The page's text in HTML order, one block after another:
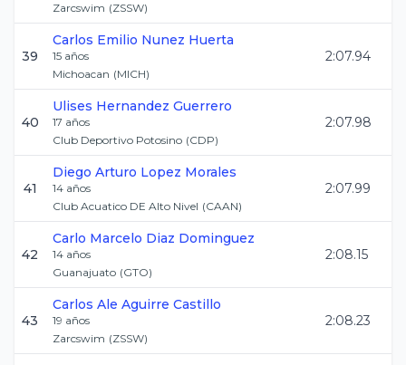
Zarcswim (ZSSW)
39
Carlos Emilio Nunez Huerta
15 años
Michoacan (MICH)
2:07.94
40
Ulises Hernandez Guerrero
17 años
Club Deportivo Potosino (CDP)
2:07.98
41
Diego Arturo Lopez Morales
14 años
Club Acuatico DE Alto Nivel (CAAN)
2:07.99
42
Carlo Marcelo Diaz Dominguez
14 años
Guanajuato (GTO)
2:08.15
43
Carlos Ale Aguirre Castillo
19 años
Zarcswim (ZSSW)
2:08.23